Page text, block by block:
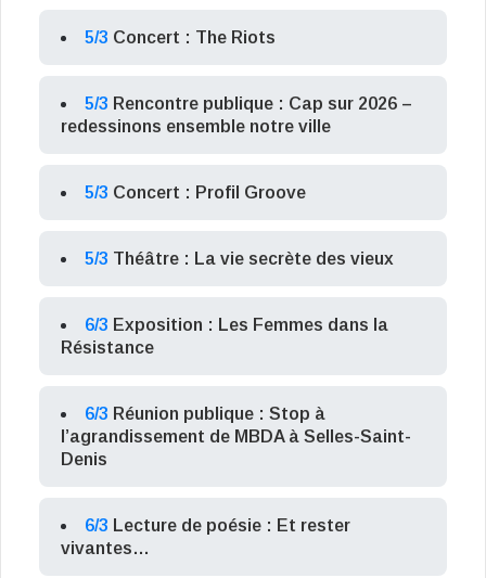
5/3 Concert : The Riots
5/3 Rencontre publique : Cap sur 2026 –
redessinons ensemble notre ville
5/3 Concert : Profil Groove
5/3 Théâtre : La vie secrète des vieux
6/3 Exposition : Les Femmes dans la
Résistance
6/3 Réunion publique : Stop à
l’agrandissement de MBDA à Selles-Saint-
Denis
6/3 Lecture de poésie : Et rester
vivantes…